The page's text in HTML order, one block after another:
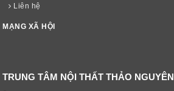
Liên hệ
MẠNG XÃ HỘI
TRUNG TÂM NỘI THẤT THẢO NGUYÊN